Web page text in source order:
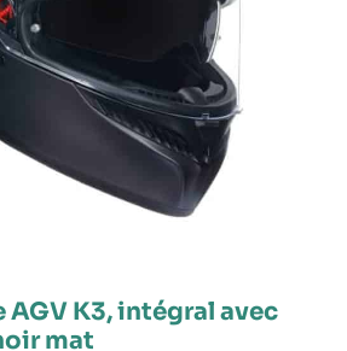
AGV K3, intégral avec
mat